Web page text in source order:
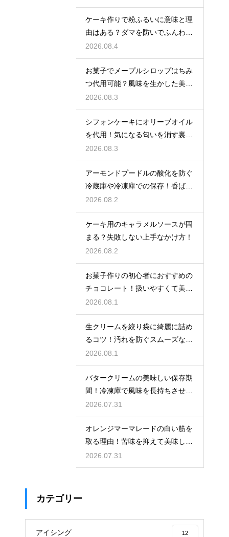
ケーキ作りで粉ふるいに意味と理
由はある？ダマを防いでふんわり
と軽い生地に焼き上げるための基
本
2026.08.4
お菓子でメープルシロップはちみ
つ代用可能？風味を生かした美味
しい技
2026.08.3
シフォンケーキにオリーブオイル
を代用！気になる匂いを消す裏ワ
ザ
2026.08.3
アーモンドプードルの酸化を防ぐ
冷蔵庫や冷凍庫での保存！香ばし
い風味を保ってお菓子を美味しく
する
2026.08.2
ケーキ用のキャラメルソースが固
まる？失敗しない上手なかけ方！
2026.08.2
お菓子作りの初心者におすすめの
チョコレート！扱いやすくて美味
しい種類を紹介
2026.08.1
生クリームを絞り袋に綺麗に詰め
るコツ！汚れを防ぐスムーズな入
れ方
2026.08.1
バタークリームの美味しい保存期
間！冷凍庫で風味を長持ちさせる
コツ
2026.07.31
オレンジマーマレードの白い筋を
取る理由！苦味を抑えて美味しい
ジャムに仕上げる
2026.07.31
カテゴリー
アイシング 12